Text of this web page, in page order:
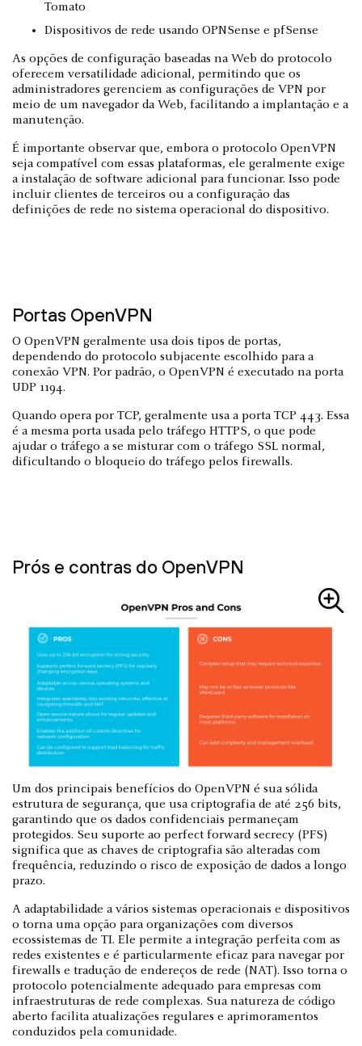
Tomato
Dispositivos de rede usando OPNSense e pfSense
As opções de configuração baseadas na Web do protocolo
oferecem versatilidade adicional, permitindo que os
administradores gerenciem as configurações de VPN por
meio de um navegador da Web, facilitando a implantação e a
manutenção.
É importante observar que, embora o protocolo OpenVPN
seja compatível com essas plataformas, ele geralmente exige
a instalação de software adicional para funcionar. Isso pode
incluir clientes de terceiros ou a configuração das
definições de rede no sistema operacional do dispositivo.
Portas OpenVPN
O OpenVPN geralmente usa dois tipos de portas,
dependendo do protocolo subjacente escolhido para a
conexão VPN. Por padrão, o OpenVPN é executado na porta
UDP 1194.
Quando opera por TCP, geralmente usa a porta TCP 443. Essa
é a mesma porta usada pelo tráfego HTTPS, o que pode
ajudar o tráfego a se misturar com o tráfego SSL normal,
dificultando o bloqueio do tráfego pelos firewalls.
Prós e contras do OpenVPN
Um dos principais benefícios do OpenVPN é sua sólida
estrutura de segurança, que usa criptografia de até 256 bits,
garantindo que os dados confidenciais permaneçam
protegidos. Seu suporte ao perfect forward secrecy (PFS)
significa que as chaves de criptografia são alteradas com
frequência, reduzindo o risco de exposição de dados a longo
prazo.
A adaptabilidade a vários sistemas operacionais e dispositivos
o torna uma opção para organizações com diversos
ecossistemas de TI. Ele permite a integração perfeita com as
redes existentes e é particularmente eficaz para navegar por
firewalls e tradução de endereços de rede (NAT). Isso torna o
protocolo potencialmente adequado para empresas com
infraestruturas de rede complexas. Sua natureza de código
aberto facilita atualizações regulares e aprimoramentos
conduzidos pela comunidade.